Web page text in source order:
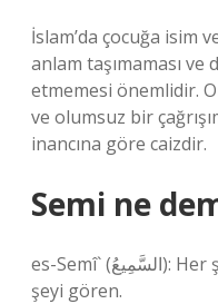
İslam’da çocuğa isim
anlam taşımaması ve
etmemesi önemlidir.
ve olumsuz bir
inancına göre caizdir.
Semi ne
es-Semî` (السَّمِيعُ): Her şeyi işiten. el-Basir (الْبَصِيرُ): Her
şeyi gören.